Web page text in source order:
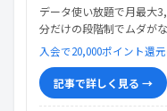
データ使い放題で月最大
分だけの段階制でムダが
入会で20,000ポイント還
記事で詳しく見る →